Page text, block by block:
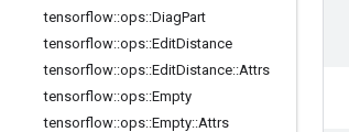
tensorflow::ops::DiagPart
tensorflow::ops::EditDistance
tensorflow::ops::EditDistance::Attrs
tensorflow::ops::Empty
tensorflow::ops::Empty::Attrs